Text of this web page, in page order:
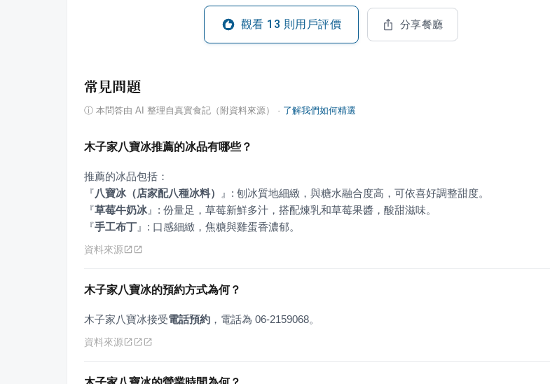
觀看 13 則用戶評價 分享餐廳
常見問題
ⓘ 本問答由 AI 整理自真實食記（附資料來源） · 了解我們如何精選
木子家八寶冰推薦的冰品有哪些？
『八寶冰（店家配八種冰料） 』
『草莓牛奶冰 』
『手工布丁 』 : 口感細緻，焦糖與雞蛋香濃郁。
資料來源
木子家八寶冰的預約方式為何？
木子家八寶冰接受電話預約 ，電話為 06-2159068。
資料來源